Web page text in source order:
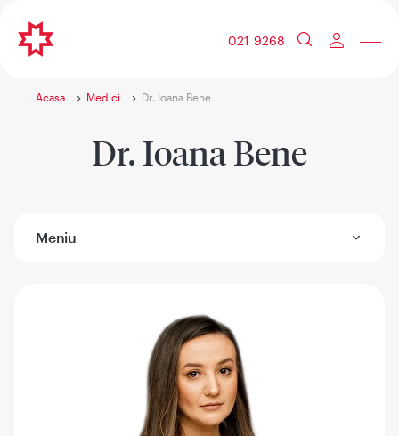
021 9268
Acasa Medici Dr. Ioana Bene
Dr. Ioana Bene
Meniu